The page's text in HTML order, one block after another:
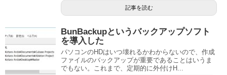
記事を読む
BunBackupというバックアップソフト
を導入した
パソコンのHDはいつ壊れるかわからないので、作成
ファイルのバックアップが重要であることはいうま
でもない。これまで、定期的に外付けH...